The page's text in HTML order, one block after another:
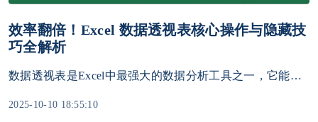
效率翻倍！Excel 数据透视表核心操作与隐藏技
巧全解析
数据透视表是Excel中最强大的数据分析工具之一，它能够将杂乱无章的原始数据快速转化为结构化报表，支持动态筛选、多维度分析和可视化呈现。本文将系统讲解数据透视表的创建、布局优化及高效使用技巧。
2025-10-10 18:55:10